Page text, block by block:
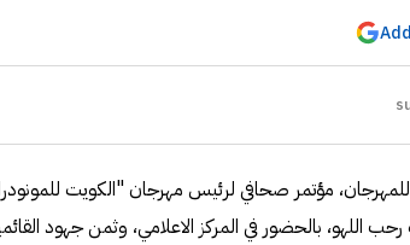
مؤتمر صحافي لرئيس مهرجان "الكويت
رحب اللهو، بالحضور في المركز الاعلامي، وثمن جهود